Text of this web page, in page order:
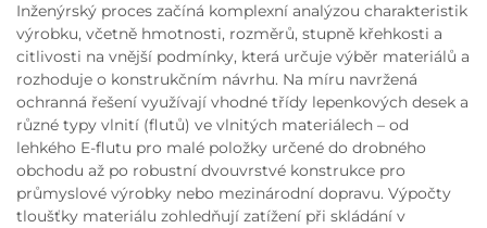
Inženýrský proces začíná komplexní analýzou charakteristik
výrobku, včetně hmotnosti, rozměrů, stupně křehkosti a
citlivosti na vnější podmínky, která určuje výběr materiálů a
rozhoduje o konstrukčním návrhu. Na míru navržená
ochranná řešení využívají vhodné třídy lepenkových desek a
různé typy vlnití (flutů) ve vlnitých materiálech – od
lehkého E-flutu pro malé položky určené do drobného
obchodu až po robustní dvouvrstvé konstrukce pro
průmyslové výrobky nebo mezinárodní dopravu. Výpočty
tloušťky materiálu zohledňují zatížení při skládání v